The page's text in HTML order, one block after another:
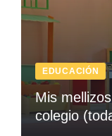
EDUCACIÓN
Mis
colegio